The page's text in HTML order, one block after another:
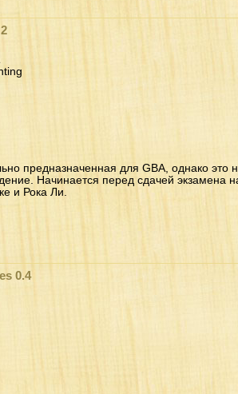
предназначенная для GBA, однако это
Начинается перед сдачей экзамена
и Рока Ли.
0.4